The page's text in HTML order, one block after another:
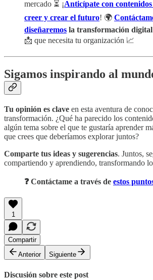
mercado ⏳ ¡Anticípate con
creer y crear el futuro! 🌍
diseñaremos la transformación
📩 que necesita tu organización 📈
Sigamos inspirando al
Tu opinión es clave en esta aventura de
transformación. ¿Qué ha parecido los
algún tema sobre el que te gustaría aprender
que crees que deberíamos explorar juntos?
Comparte tus ideas y sugerencias. Juntos,
compartiendo y aprendiendo, transformando
❓ Contáctame a través de estos
1
Compartir
Anterior
Siguiente
Discusión sobre este post